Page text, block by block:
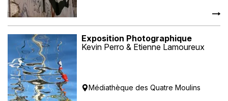
Exposition Photographique
Kevin Perro & Etienne Lamoureux
Médiathèque des Quatre Moulins